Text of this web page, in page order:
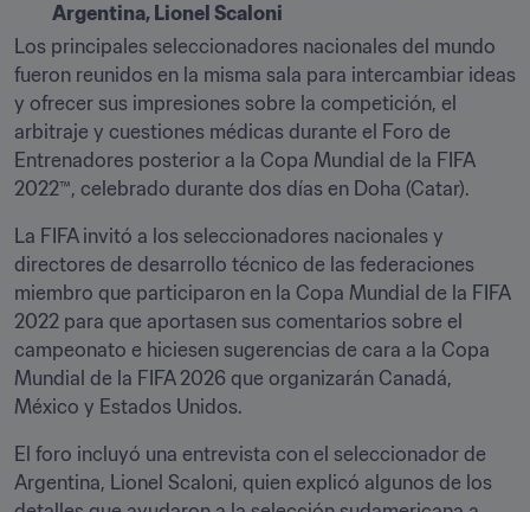
Argentina, Lionel Scaloni
Los principales seleccionadores nacionales del mundo
fueron reunidos en la misma sala para intercambiar ideas
y ofrecer sus impresiones sobre la competición, el
arbitraje y cuestiones médicas durante el Foro de
Entrenadores posterior a la Copa Mundial de la FIFA
2022™, celebrado durante dos días en Doha (Catar).
La FIFA invitó a los seleccionadores nacionales y
directores de desarrollo técnico de las federaciones
miembro que participaron en la Copa Mundial de la FIFA
2022 para que aportasen sus comentarios sobre el
campeonato e hiciesen sugerencias de cara a la Copa
Mundial de la FIFA 2026 que organizarán Canadá,
México y Estados Unidos.
El foro incluyó una entrevista con el seleccionador de
Argentina, Lionel Scaloni, quien explicó algunos de los